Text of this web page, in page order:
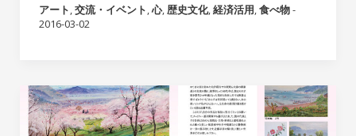
アート,交流・イベント,心,歴史文化,経済活用,食べ物-
2016-03-02